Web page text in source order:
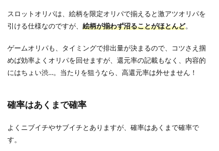
スロットオリパは、絵柄を限定オリパで揃えると激アツオリパを
引ける仕様なのですが、 絵柄が揃わず沼ることがほとんど。
ゲームオリパも、タイミングで排出量が決まるので、コツさえ掴
めば効率よくオリパを回せますが、還元率の記載もなく、内容的
にはちょい渋…。当たりを狙うなら、高還元率は外せません！
確率はあくまで確率
よくニブイチやサブイチとありますが、確率はあくまで確率で
す。